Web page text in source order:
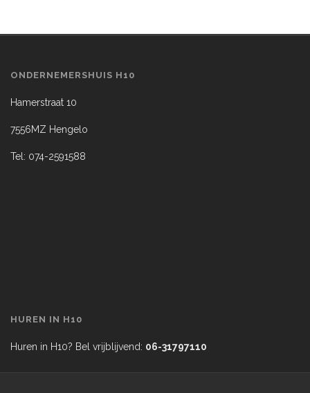
ONDERNEMERSHUIS H10
Hamerstraat 10
7556MZ Hengelo
Tel: 074-2591588
HUREN IN H10
Huren in H10? Bel vrijblijvend: 06-31797110